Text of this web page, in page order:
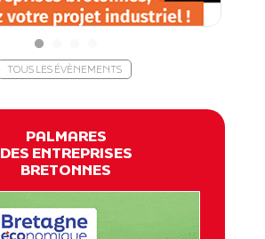
TOUS LES ÉVÈNEMENTS
PALMARES
DES ENTREPRISES
BRETONNES